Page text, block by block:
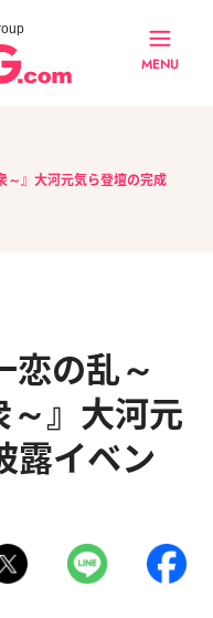
MENU
～』大河元気ら登壇の完成
恋の乱～
～』大河元
露イベン